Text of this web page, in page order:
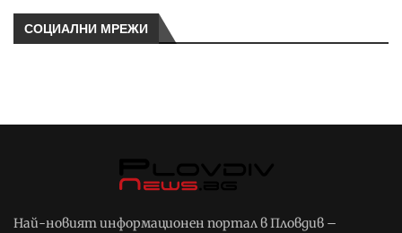
СОЦИАЛНИ МРЕЖИ
Най-новият информационен портал в Пловдив –